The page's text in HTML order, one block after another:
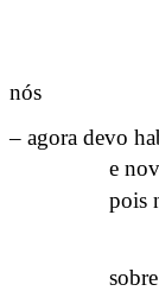
nossos
o
e o
nós
– agora devo
e
pois